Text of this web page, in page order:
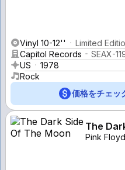
Vinyl 10-12''
Limited
Capitol Records
SEAX-
US
1978
Rock
価格をチェッ
The
Pink Floyd